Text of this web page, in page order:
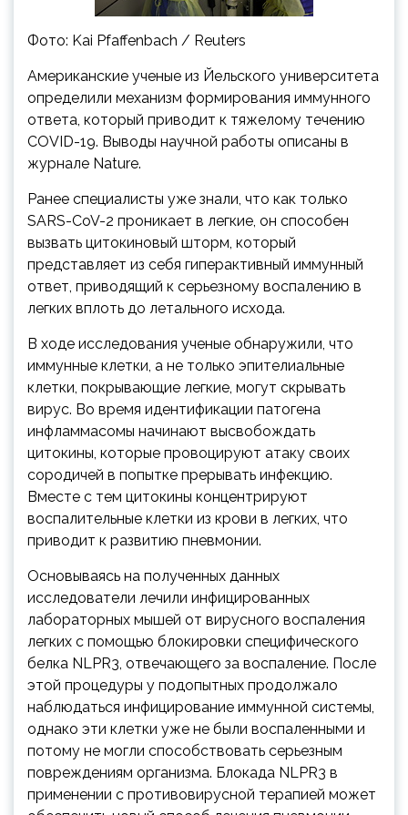
Фото: Kai Pfaffenbach / Reuters
Американские ученые из Йельского университета
определили механизм формирования иммунного
ответа, который приводит к тяжелому течению
COVID-19. Выводы научной работы описаны в
журнале Nature.
Ранее специалисты уже знали, что как только
SARS-CoV-2 проникает в легкие, он способен
вызвать цитокиновый шторм, который
представляет из себя гиперактивный иммунный
ответ, приводящий к серьезному воспалению в
легких вплоть до летального исхода.
В ходе исследования ученые обнаружили, что
иммунные клетки, а не только эпителиальные
клетки, покрывающие легкие, могут скрывать
вирус. Во время идентификации патогена
инфламмасомы начинают высвобождать
цитокины, которые провоцируют атаку своих
сородичей в попытке прерывать инфекцию.
Вместе с тем цитокины концентрируют
воспалительные клетки из крови в легких, что
приводит к развитию пневмонии.
Основываясь на полученных данных
исследователи лечили инфицированных
лабораторных мышей от вирусного воспаления
легких с помощью блокировки специфического
белка NLPR3, отвечающего за воспаление. После
этой процедуры у подопытных продолжало
наблюдаться инфицирование иммунной системы,
однако эти клетки уже не были воспаленными и
потому не могли способствовать серьезным
повреждениям организма. Блокада NLPR3 в
применении с противовирусной терапией может